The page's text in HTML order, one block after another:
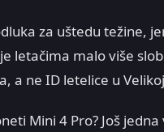
za uštedu težine,
letačima malo više
a ne ID letelice u
Mini 4 Pro? Još